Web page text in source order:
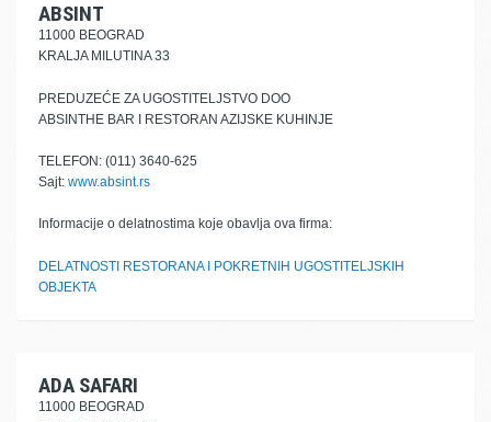
ABSINT
11000 BEOGRAD
KRALJA MILUTINA 33
PREDUZEĆE ZA UGOSTITELJSTVO DOO
ABSINTHE BAR I RESTORAN AZIJSKE KUHINJE
TELEFON: (011) 3640-625
Sajt: www.absint.rs
Informacije o delatnostima koje obavlja ova firma:
DELATNOSTI RESTORANA I POKRETNIH UGOSTITELJSKIH
OBJEKTA
ADA SAFARI
11000 BEOGRAD